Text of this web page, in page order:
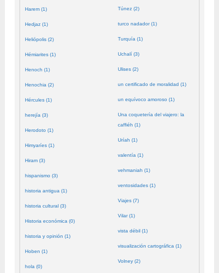
Harem (1)
Hedjaz (1)
Heliópolis (2)
Hémiarites (1)
Henoch (1)
Henochia (2)
Hércules (1)
herejía (3)
Herodoto (1)
Himyaríes (1)
Hiram (3)
hispanismo (3)
historia antigua (1)
historia cultural (3)
Historia económica (0)
historia y opinión (1)
Hoben (1)
hola (0)
Túnez (2)
turco nadador (1)
Turquía (1)
Uchalí (3)
Ulises (2)
un certificado de moralidad (1)
un equívoco amoroso (1)
Una coquetería del viajero: la
caffiéh (1)
Uríah (1)
valentía (1)
vehmaniah (1)
ventosidades (1)
Viajes (7)
Vilar (1)
vista débil (1)
visualización cartográfica (1)
Volney (2)